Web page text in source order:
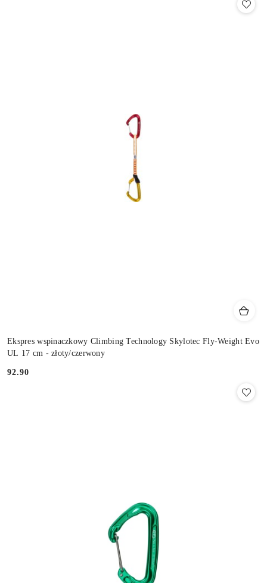
Ekspres wspinaczkowy Climbing Technology Skylotec Fly-Weight Evo
UL 17 cm - złoty/czerwony
Cena:
92.90